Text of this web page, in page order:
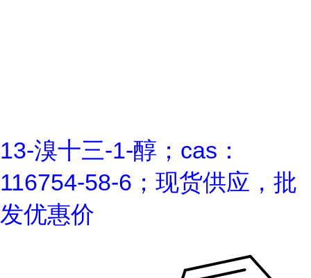
13-溴十三-1-醇；cas：
116754-58-6；现货供应，批
发优惠价